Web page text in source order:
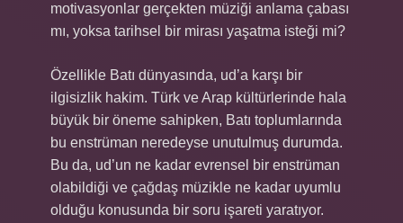
motivasyonlar gerçekten müziği anlama çabası
mı, yoksa tarihsel bir mirası yaşatma isteği mi?
Özellikle Batı dünyasında, ud’a karşı bir
ilgisizlik hakim. Türk ve Arap kültürlerinde hala
büyük bir öneme sahipken, Batı toplumlarında
bu enstrüman neredeyse unutulmuş durumda.
Bu da, ud’un ne kadar evrensel bir enstrüman
olabildiği ve çağdaş müzikle ne kadar uyumlu
olduğu konusunda bir soru işareti yaratıyor.